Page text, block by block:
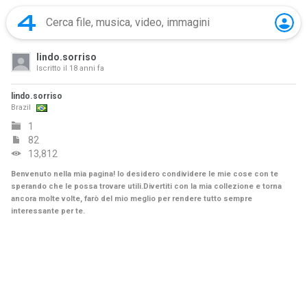
lindo.sorriso
Iscritto il 18 anni fa
lindo.sorriso
Brazil
1
82
13,812
Benvenuto nella mia pagina! Io desidero condividere le mie cose con te
sperando che le possa trovare utili.Divertiti con la mia collezione e torna
ancora molte volte, farò del mio meglio per rendere tutto sempre
interessante per te.